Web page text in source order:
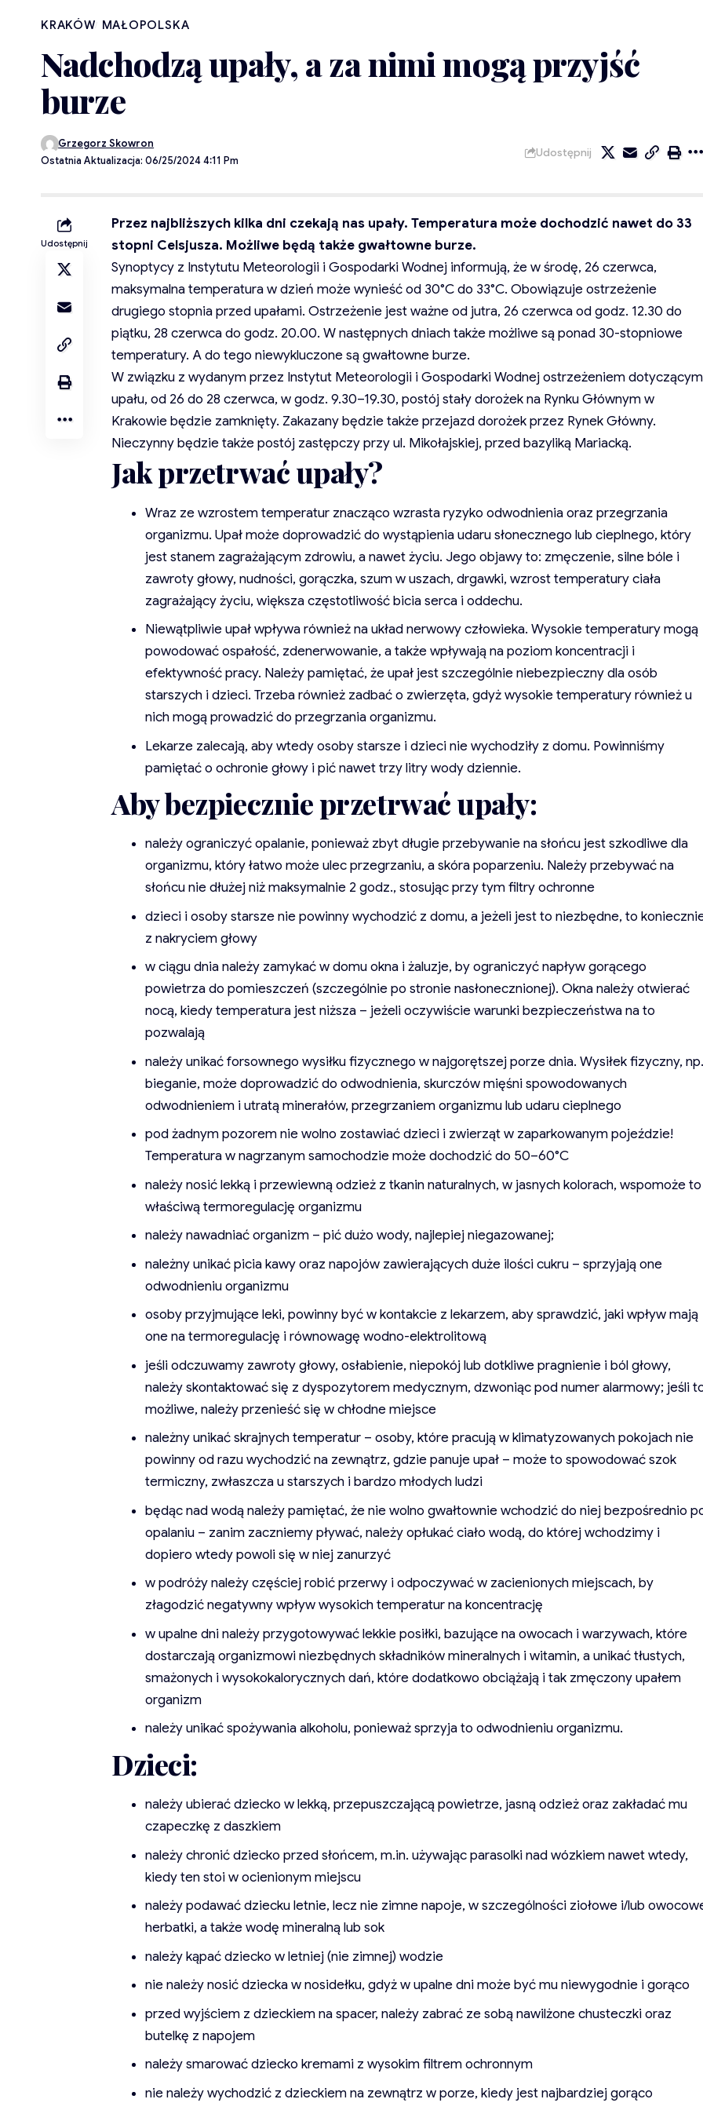
KRAKÓW MAŁOPOLSKA
Nadchodzą upały, a za nimi mogą przyjść
burze
Ostatnia Aktualizacja: 06/25/2024 4:11 Pm
Grzegorz Skowron
Udostępnij
Udostępnij
Przez najbliższych kilka dni czekają nas upały. Temperatura może dochodzić nawet do 33
stopni Celsjusza. Możliwe będą także gwałtowne burze.
Synoptycy z Instytutu Meteorologii i Gospodarki Wodnej informują, że w środę, 26 czerwca,
maksymalna temperatura w dzień może wynieść od 30°C do 33°C. Obowiązuje ostrzeżenie
drugiego stopnia przed upałami. Ostrzeżenie jest ważne od jutra, 26 czerwca od godz. 12.30 do
piątku, 28 czerwca do godz. 20.00. W następnych dniach także możliwe są ponad 30-stopniowe
temperatury. A do tego niewykluczone są gwałtowne burze.
W związku z wydanym przez Instytut Meteorologii i Gospodarki Wodnej ostrzeżeniem dotyczącym
upału, od 26 do 28 czerwca, w godz. 9.30–19.30, postój stały dorożek na Rynku Głównym w
Krakowie będzie zamknięty. Zakazany będzie także przejazd dorożek przez Rynek Główny.
Nieczynny będzie także postój zastępczy przy ul. Mikołajskiej, przed bazyliką Mariacką.
Jak przetrwać upały?
Wraz ze wzrostem temperatur znacząco wzrasta ryzyko odwodnienia oraz przegrzania
organizmu. Upał może doprowadzić do wystąpienia udaru słonecznego lub cieplnego, który
jest stanem zagrażającym zdrowiu, a nawet życiu. Jego objawy to: zmęczenie, silne bóle i
zawroty głowy, nudności, gorączka, szum w uszach, drgawki, wzrost temperatury ciała
zagrażający życiu, większa częstotliwość bicia serca i oddechu.
Niewątpliwie upał wpływa również na układ nerwowy człowieka. Wysokie temperatury mogą
powodować ospałość, zdenerwowanie, a także wpływają na poziom koncentracji i
efektywność pracy. Należy pamiętać, że upał jest szczególnie niebezpieczny dla osób
starszych i dzieci. Trzeba również zadbać o zwierzęta, gdyż wysokie temperatury również u
nich mogą prowadzić do przegrzania organizmu.
Lekarze zalecają, aby wtedy osoby starsze i dzieci nie wychodziły z domu. Powinniśmy
pamiętać o ochronie głowy i pić nawet trzy litry wody dziennie.
Aby bezpiecznie przetrwać upały:
należy ograniczyć opalanie, ponieważ zbyt długie przebywanie na słońcu jest szkodliwe dla
organizmu, który łatwo może ulec przegrzaniu, a skóra poparzeniu. Należy przebywać na
słońcu nie dłużej niż maksymalnie 2 godz., stosując przy tym filtry ochronne
dzieci i osoby starsze nie powinny wychodzić z domu, a jeżeli jest to niezbędne, to
z nakryciem głowy
w ciągu dnia należy zamykać w domu okna i żaluzje, by ograniczyć napływ gorącego
powietrza do pomieszczeń (szczególnie po stronie nasłonecznionej). Okna należy otwierać
nocą, kiedy temperatura jest niższa – jeżeli oczywiście warunki bezpieczeństwa na to
pozwalają
należy unikać forsownego wysiłku fizycznego w najgorętszej porze dnia. Wysiłek fizyczny, np.
bieganie, może doprowadzić do odwodnienia, skurczów mięśni spowodowanych
odwodnieniem i utratą minerałów, przegrzaniem organizmu lub udaru cieplnego
pod żadnym pozorem nie wolno zostawiać dzieci i zwierząt w zaparkowanym pojeździe!
Temperatura w nagrzanym samochodzie może dochodzić do 50–60°C
należy nosić lekką i przewiewną odzież z tkanin naturalnych, w jasnych kolorach, wspomoże to
właściwą termoregulację organizmu
należy nawadniać organizm – pić dużo wody, najlepiej niegazowanej;
należny unikać picia kawy oraz napojów zawierających duże ilości cukru – sprzyjają one
odwodnieniu organizmu
osoby przyjmujące leki, powinny być w kontakcie z lekarzem, aby sprawdzić, jaki wpływ mają
one na termoregulację i równowagę wodno-elektrolitową
jeśli odczuwamy zawroty głowy, osłabienie, niepokój lub dotkliwe pragnienie i ból głowy,
należy skontaktować się z dyspozytorem medycznym, dzwoniąc pod numer alarmowy; jeśli
możliwe, należy przenieść się w chłodne miejsce
należny unikać skrajnych temperatur – osoby, które pracują w klimatyzowanych pokojach nie
powinny od razu wychodzić na zewnątrz, gdzie panuje upał – może to spowodować szok
termiczny, zwłaszcza u starszych i bardzo młodych ludzi
będąc nad wodą należy pamiętać, że nie wolno gwałtownie wchodzić do niej bezpośrednio
opalaniu – zanim zaczniemy pływać, należy opłukać ciało wodą, do której wchodzimy i
dopiero wtedy powoli się w niej zanurzyć
w podróży należy częściej robić przerwy i odpoczywać w zacienionych miejscach, by
złagodzić negatywny wpływ wysokich temperatur na koncentrację
w upalne dni należy przygotowywać lekkie posiłki, bazujące na owocach i warzywach, które
dostarczają organizmowi niezbędnych składników mineralnych i witamin, a unikać tłustych,
smażonych i wysokokalorycznych dań, które dodatkowo obciążają i tak zmęczony upałem
organizm
należy unikać spożywania alkoholu, ponieważ sprzyja to odwodnieniu organizmu.
Dzieci:
należy ubierać dziecko w lekką, przepuszczającą powietrze, jasną odzież oraz zakładać mu
czapeczkę z daszkiem
należy chronić dziecko przed słońcem, m.in. używając parasolki nad wózkiem nawet wtedy,
kiedy ten stoi w ocienionym miejscu
należy podawać dziecku letnie, lecz nie zimne napoje, w szczególności ziołowe i/lub
herbatki, a także wodę mineralną lub sok
należy kąpać dziecko w letniej (nie zimnej) wodzie
nie należy nosić dziecka w nosidełku, gdyż w upalne dni może być mu niewygodnie i gorąco
przed wyjściem z dzieckiem na spacer, należy zabrać ze sobą nawilżone chusteczki oraz
butelkę z napojem
należy smarować dziecko kremami z wysokim filtrem ochronnym
nie należy wychodzić z dzieckiem na zewnątrz w porze, kiedy jest najbardziej gorąco